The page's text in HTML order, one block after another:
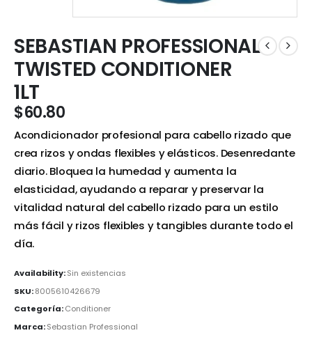
SEBASTIAN PROFESSIONAL
TWISTED CONDITIONER
1LT
$60.80
Acondicionador profesional para cabello rizado que
crea rizos y ondas flexibles y elásticos. Desenredante
diario. Bloquea la humedad y aumenta la
elasticidad, ayudando a reparar y preservar la
vitalidad natural del cabello rizado para un estilo
más fácil y rizos flexibles y tangibles durante todo el
día.
Availability:Sin existencias
SKU:8005610426679
Categoría:Conditioner
Marca:Sebastian Professional